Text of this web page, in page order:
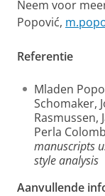
Neem voor
Popović,
Referentie
Mladen
Schomaker,
Rasmussen,
Perla
manuscripts
style analysis
Aanvullende